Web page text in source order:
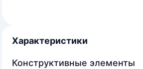
Характеристики
Конструктивные элементы